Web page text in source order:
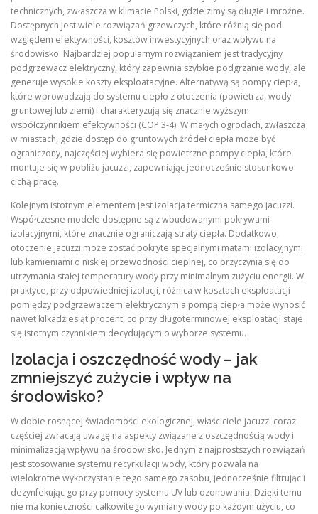
technicznych, zwłaszcza w klimacie Polski, gdzie zimy są długie i mroźne.
Dostępnych jest wiele rozwiązań grzewczych, które różnią się pod
względem efektywności, kosztów inwestycyjnych oraz wpływu na
środowisko. Najbardziej popularnym rozwiązaniem jest tradycyjny
podgrzewacz elektryczny, który zapewnia szybkie podgrzanie wody, ale
generuje wysokie koszty eksploatacyjne. Alternatywą są pompy ciepła,
które wprowadzają do systemu ciepło z otoczenia (powietrza, wody
gruntowej lub ziemi) i charakteryzują się znacznie wyższym
współczynnikiem efektywności (COP 3‑4). W małych ogrodach, zwłaszcza
w miastach, gdzie dostęp do gruntowych źródeł ciepła może być
ograniczony, najczęściej wybiera się powietrzne pompy ciepła, które
montuje się w pobliżu jacuzzi, zapewniając jednocześnie stosunkowo
cichą pracę.
Kolejnym istotnym elementem jest izolacja termiczna samego jacuzzi.
Współczesne modele dostępne są z wbudowanymi pokrywami
izolacyjnymi, które znacznie ograniczają straty ciepła. Dodatkowo,
otoczenie jacuzzi może zostać pokryte specjalnymi matami izolacyjnymi
lub kamieniami o niskiej przewodności cieplnej, co przyczynia się do
utrzymania stałej temperatury wody przy minimalnym zużyciu energii. W
praktyce, przy odpowiedniej izolacji, różnica w kosztach eksploatacji
pomiędzy podgrzewaczem elektrycznym a pompą ciepła może wynosić
nawet kilkadziesiąt procent, co przy długoterminowej eksploatacji staje
się istotnym czynnikiem decydującym o wyborze systemu.
Izolacja i oszczędność wody – jak
zmniejszyć zużycie i wpływ na
środowisko?
W dobie rosnącej świadomości ekologicznej, właściciele jacuzzi coraz
częściej zwracają uwagę na aspekty związane z oszczędnością wody i
minimalizacją wpływu na środowisko. Jednym z najprostszych rozwiązań
jest stosowanie systemu recyrkulacji wody, który pozwala na
wielokrotne wykorzystanie tego samego zasobu, jednocześnie filtrując i
dezynfekując go przy pomocy systemu UV lub ozonowania. Dzięki temu
nie ma konieczności całkowitego wymiany wody po każdym użyciu, co